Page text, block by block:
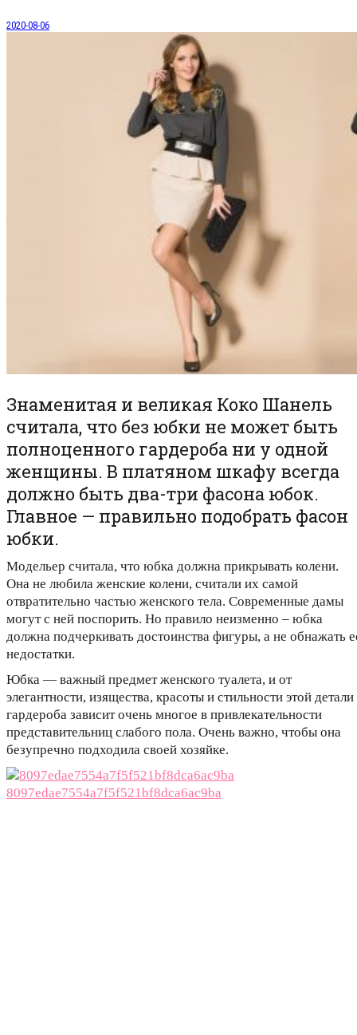
2020-08-06
Знаменитая и великая Коко Шанель
считала, что без юбки не может быть
полноценного гардероба ни у одной
женщины. В платяном шкафу всегда
должно быть два-три фасона юбок.
Главное — правильно подобрать фасон
юбки.
Модельер считала, что юбка должна прикрывать колени.
Она не любила женские колени, считали их самой
отвратительно частью женского тела. Современные дамы
могут с ней поспорить. Но правило неизменно – юбка
должна подчеркивать достоинства фигуры, а не обнажать
недостатки.
Юбка — важный предмет женского туалета, и от
элегантности, изящества, красоты и стильности этой детали
гардероба зависит очень многое в привлекательности
представительниц слабого пола. Очень важно, чтобы она
безупречно подходила своей хозяйке.
8097edae7554a7f5f521bf8dca6ac9ba